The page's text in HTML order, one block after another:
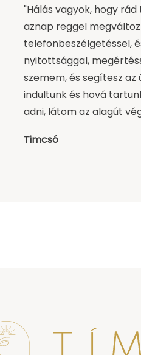
"Hálás vagyok, hogy
aznap reggel
telefonbeszélgetéssel,
nyitottsággal,
szemem, és segítesz
indultunk és hová
adni, látom az alagút
Timcsó